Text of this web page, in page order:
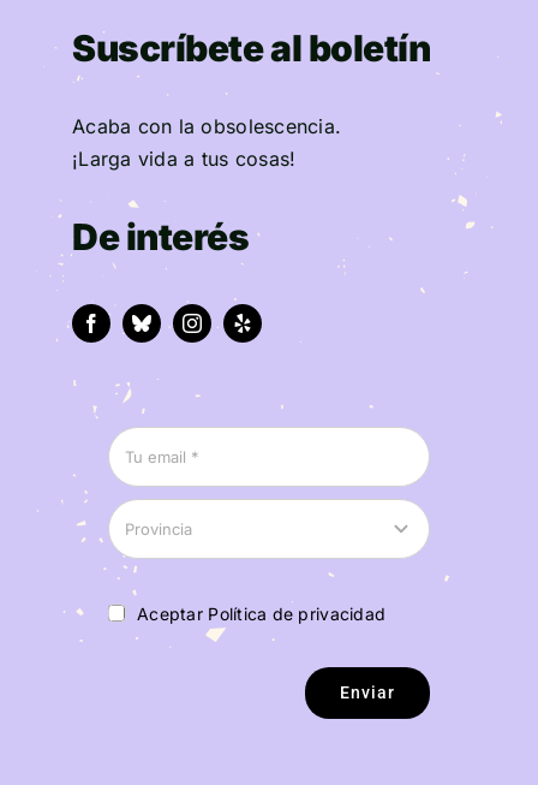
Suscríbete al boletín
Acaba con la obsolescencia.
¡Larga vida a tus cosas!
De interés
Aceptar Política de privacidad
Enviar